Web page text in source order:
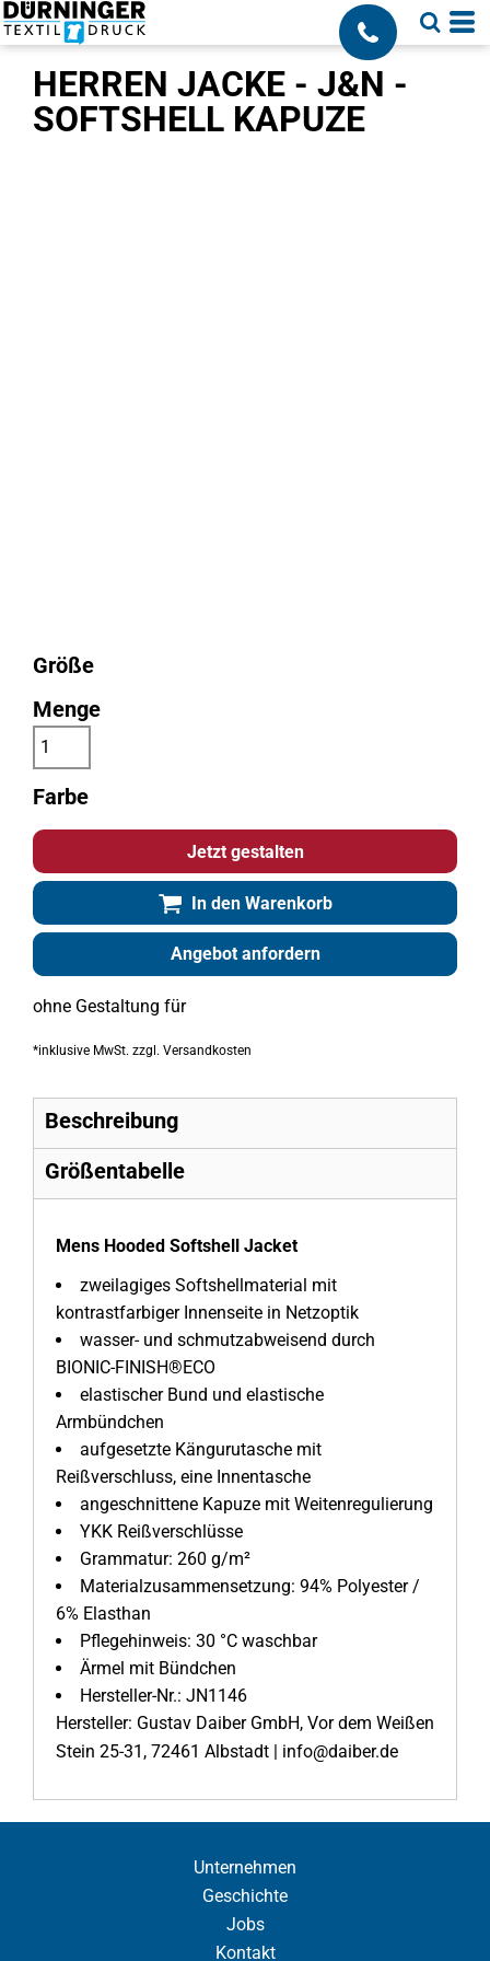
;
HERREN JACKE - J&N -
SOFTSHELL KAPUZE
Farbe
Größe
Menge
Jetzt gestalten
In den Warenkorb
ohne Gestaltung für
*inklusive MwSt. zzgl. Versandkosten
Beschreibung
Größentabelle
Mens Hooded Softshell Jacket
zweilagiges Softshellmaterial mit
kontrastfarbiger Innenseite in Netzoptik
wasser- und schmutzabweisend durch
BIONIC-FINISH®ECO
elastischer Bund und elastische
Armbündchen
aufgesetzte Kängurutasche mit
Reißverschluss, eine Innentasche
angeschnittene Kapuze mit Weitenregulierung
YKK Reißverschlüsse
Grammatur: 260 g/m²
Materialzusammensetzung: 94% Polyester /
6% Elasthan
Pflegehinweis: 30 °C waschbar
Ärmel mit Bündchen
Hersteller-Nr.: JN1146
Hersteller: Gustav Daiber GmbH, Vor dem Weißen
Stein 25-31, 72461 Albstadt | info@daiber.de
Angebot anfordern
Unternehmen
Geschichte
Jobs
Kontakt